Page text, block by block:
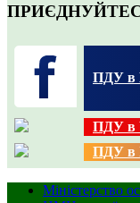
ПДУ в
ПДУ в
ПДУ в
Міністерство